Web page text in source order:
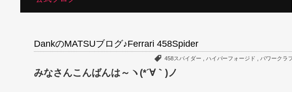
DankのMATSUブログ♪Ferrari 458Spider
458スパイダー ハイパーフォージド パワークラ
みなさんこんばんは～ヽ(*´∀｀)ノ